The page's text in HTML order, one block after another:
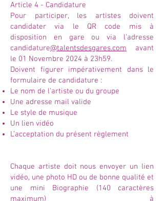
Article 4 - Candidature
Pour participer, les artistes doivent
candidater via le QR code mis à
disposition en gare ou via l’adresse
candidature@talentsdesgares.com avant
le 01 Novembre 2024 à 23h59.
Doivent figurer impérativement dans le
formulaire de candidature :
Le nom de l'artiste ou du groupe
Une adresse mail valide
Le style de musique
Un lien vidéo
L’acceptation du présent règlement
Chaque artiste doit nous envoyer un lien
vidéo, une photo HD ou de bonne qualité et
une mini Biographie (140 caractères
maximum) à